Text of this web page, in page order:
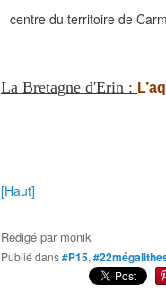
centre du territoire de
La Bretagne d'Erin :
[Haut]
Rédigé par monik
Publié dans#P15,